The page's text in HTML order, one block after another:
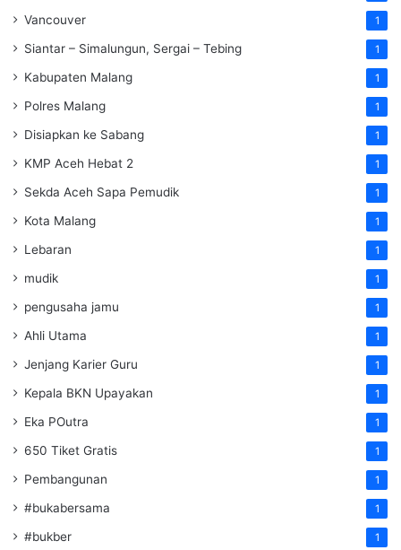
Vancouver 1
Siantar – Simalungun, Sergai – Tebing 1
Kabupaten Malang 1
Polres Malang 1
Disiapkan ke Sabang 1
KMP Aceh Hebat 2 1
Sekda Aceh Sapa Pemudik 1
Kota Malang 1
Lebaran 1
mudik 1
pengusaha jamu 1
Ahli Utama 1
Jenjang Karier Guru 1
Kepala BKN Upayakan 1
Eka POutra 1
650 Tiket Gratis 1
Pembangunan 1
#bukabersama 1
#bukber 1